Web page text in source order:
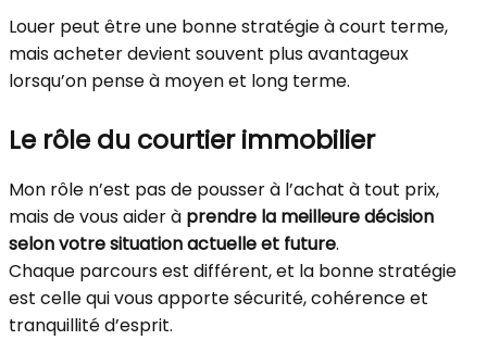
Louer peut être une bonne stratégie à court terme,
mais acheter devient souvent plus avantageux
lorsqu’on pense à moyen et long terme.
Le rôle du courtier immobilier
Mon rôle n’est pas de pousser à l’achat à tout prix,
mais de vous aider à prendre la meilleure décision
selon votre situation actuelle et future.
Chaque parcours est différent, et la bonne stratégie
est celle qui vous apporte sécurité, cohérence et
tranquillité d’esprit.